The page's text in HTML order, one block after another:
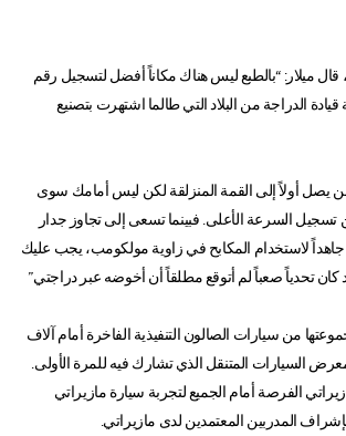
ميلار: “بالطبع ليس هناك مكاناً أفضل لتسجيل رقم
الدراجة من البلاد التي طالما اشتهرت بتصنيع
يصل أولاً إلى القمة المنزلقة لكن ليس أمامك سوى
السرعة الأعلى. فبينما تسعى إلى تجاوز جدار
جاهداً لاستخدام المكابح في زاوية مولكومب، يجب عليك
كان تحدياً صعباً لم أتوقع مطلقاً أن أخوضه عبر دراجتي.”
من سيارات الصالون التنفيذية الفاخرة أمام آلاف
السيارات المتنقل الذي تشارك فيه للمرة الأولى.
الفرصة أمام الجميع لتجربة سيارة مازيراتي